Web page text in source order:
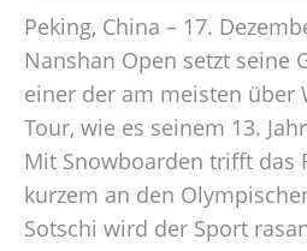
Peking, China – 17.
Nanshan Open setzt seine
einer der am meisten über
Tour, wie es seinem 13.
Mit Snowboarden trifft das
kurzem an den
Sotschi wird der Sport